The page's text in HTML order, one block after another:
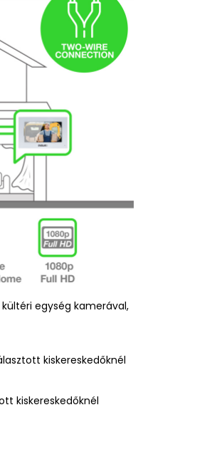
egység kamerával,
kiskereskedőknél
kiskereskedőknél